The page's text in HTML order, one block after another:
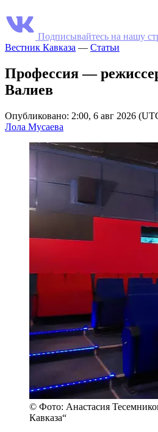
Подписывайтесь на нашу
Вестник Кавказа — Статьи
Профессия —
Валиев
Опубликовано: 2:00, 6 авг 2026
Лола Мусаева
© Фото: Анастасия
Кавказа“